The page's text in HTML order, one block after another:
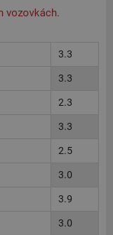
vozovkách.
3.3
3.3
2.3
3.3
2.5
3.0
3.9
3.0